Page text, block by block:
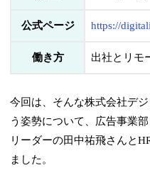
公式ページ https://
働き方 出社とリモ
今回は、そんな株式会社デ
う姿勢について、広告事業
リーダーの田中祐飛さんと
ました。